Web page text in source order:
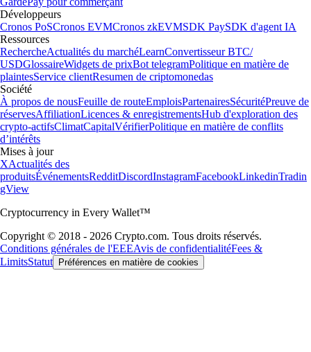
Développeurs
Cronos PoSCronos EVMCronos zkEVMSDK PaySDK d'agent IA
Ressources
RechercheActualités du marchéLearnConvertisseur BTC/
USDGlossaireWidgets de prixBot telegramPolitique en matière de
plaintesService clientResumen de criptomonedas
Société
À propos de nousFeuille de routeEmploisPartenairesSécuritéPreuve de
réservesAffiliationLicences & enregistrementsHub d'exploration des
crypto-actifsClimatCapitalVérifierPolitique en matière de conflits
d’intérêts
Mises à jour
XActualités des
produitsÉvénementsRedditDiscordInstagramFacebookLinkedinTradin
gView
Cryptocurrency in Every Wallet™
Copyright © 2018 - 2026 Crypto.com. Tous droits réservés.
Conditions générales de l'EEEAvis de confidentialitéFees &
LimitsStatut Préférences en matière de cookies